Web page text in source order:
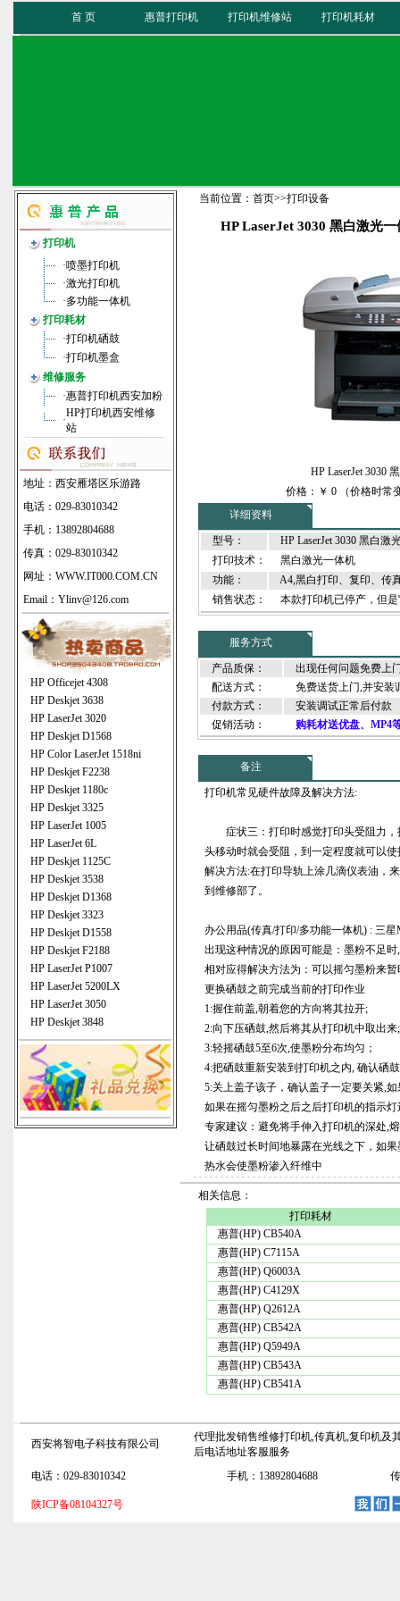
首 页 惠普打印机 打印机维修站 打印机耗材
打印机
·喷墨打印机
·激光打印机
·多功能一体机
打印耗材
·打印机硒鼓
·打印机墨盒
维修服务
·惠普打印机西安加粉
·
HP打印机西安维修
站
地址：西安雁塔区乐游路
电话：029-83010342
手机：13892804688
传真：029-83010342
网址： WWW.IT000.COM.CN
Email：Ylinv@126.com
HP Officejet 4308
HP Deskjet 3638
HP LaserJet 3020
HP Deskjet D1568
HP Color LaserJet 1518ni
HP Deskjet F2238
HP Deskjet 1180c
HP Deskjet 3325
HP LaserJet 1005
HP LaserJet 6L
HP Deskjet 1125C
HP Deskjet 3538
HP Deskjet D1368
HP Deskjet 3323
HP Deskjet D1558
HP Deskjet F2188
HP LaserJet P1007
HP LaserJet 5200LX
HP LaserJet 3050
HP Deskjet 3848
当前位置： 首页>>打印设备
HP LaserJet 3030 黑白激光一
HP LaserJet 3030
价格：￥ 0 （价格时常
详细资料
型号：
HP LaserJet 3030 黑白激
打印技术：
黑白激光一体机
功能：
A4,黑白打印、复印、传
销售状态：
本款打印机已停产，但
服务方式
产品质保：
出现任何问题免费上
配送方式：
免费送货上门,并安装
付款方式：
安装调试正常后付款
促销活动：
购耗材送优盘、MP4
备注
打印机常见硬件故障及解决方法:
症状三：打印时感觉打印头受阻力，
头移动时就会受阻，到一定程度就可以
解决方法:在打印导轨上涂几滴仪表油，
到维修部了。
办公用品(传真/打印/多功能一体机) : 三
出现这种情况的原因可能是：墨粉不足
相对应得解决方法为：可以摇匀墨粉来
更换硒鼓之前完成当前的打印作业
1:握住前盖,朝着您的方向将其拉开;
2:向下压硒鼓,然后将其从打印机中取出来;
3:轻摇硒鼓5至6次,使墨粉分布均匀；
4:把硒鼓重新安装到打印机之内, 确认硒
5:关上盖子该子，确认盖子一定要关紧,
如果在摇匀墨粉之后之后打印机的指示
专家建议：避免将手伸入打印机的深处,
让硒鼓过长时间地暴露在光线之下，如
热水会使墨粉渗入纤维中
相关信息：
打印耗材
惠普(HP) CB540A
惠普(HP) C7115A
惠普(HP) Q6003A
惠普(HP) C4129X
惠普(HP) Q2612A
惠普(HP) CB542A
惠普(HP) Q5949A
惠普(HP) CB543A
惠普(HP) CB541A
西安将智电子科技有限公司
代理批发销售维修打印机,传真机,复印机及
后电话地址客服服务
电话：029-83010342
手机：13892804688
陕ICP备08104327号